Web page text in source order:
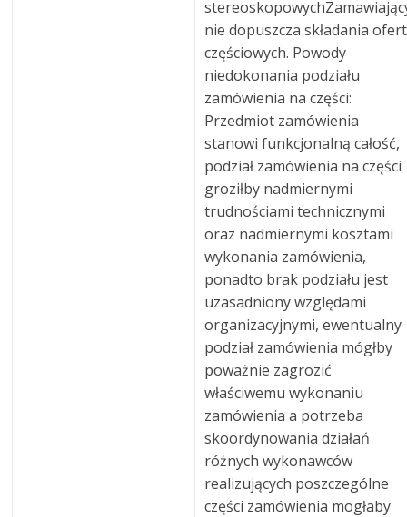
nie dopuszcza składania ofert
częściowych. Powody
niedokonania podziału
zamówienia na części:
Przedmiot zamówienia
stanowi funkcjonalną całość,
podział zamówienia na części
groziłby nadmiernymi
trudnościami technicznymi
oraz nadmiernymi kosztami
wykonania zamówienia,
ponadto brak podziału jest
uzasadniony względami
organizacyjnymi, ewentualny
podział zamówienia mógłby
poważnie zagrozić
właściwemu wykonaniu
zamówienia a potrzeba
skoordynowania działań
różnych wykonawców
realizujących poszczególne
części zamówienia mogłaby